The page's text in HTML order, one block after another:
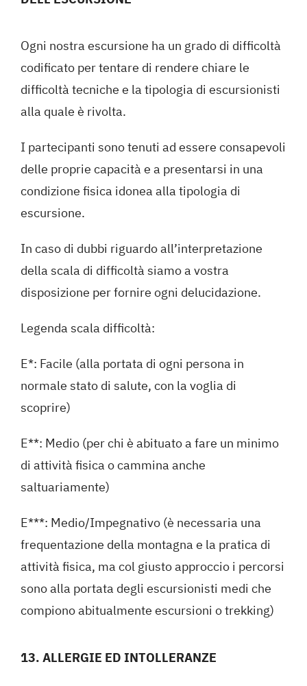
Ogni nostra escursione ha un grado di difficoltà
codificato per tentare di rendere chiare le
difficoltà tecniche e la tipologia di escursionisti
alla quale è rivolta.
I partecipanti sono tenuti ad essere consapevoli
delle proprie capacità e a presentarsi in una
condizione fisica idonea alla tipologia di
escursione.
In caso di dubbi riguardo all’interpretazione
della scala di difficoltà siamo a vostra
disposizione per fornire ogni delucidazione.
Legenda scala difficoltà:
E*: Facile (alla portata di ogni persona in
normale stato di salute, con la voglia di
scoprire)
E**: Medio (per chi è abituato a fare un minimo
di attività fisica o cammina anche
saltuariamente)
E***: Medio/Impegnativo (è necessaria una
frequentazione della montagna e la pratica di
attività fisica, ma col giusto approccio i percorsi
sono alla portata degli escursionisti medi che
compiono abitualmente escursioni o trekking)
13. ALLERGIE ED INTOLLERANZE